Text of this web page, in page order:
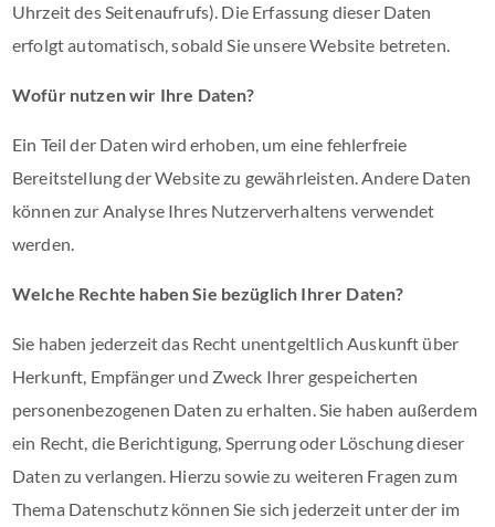
Uhrzeit des Seitenaufrufs). Die Erfassung dieser Daten
erfolgt automatisch, sobald Sie unsere Website betreten.
Wofür nutzen wir Ihre Daten?
Ein Teil der Daten wird erhoben, um eine fehlerfreie
Bereitstellung der Website zu gewährleisten. Andere Daten
können zur Analyse Ihres Nutzerverhaltens verwendet
werden.
Welche Rechte haben Sie bezüglich Ihrer Daten?
Sie haben jederzeit das Recht unentgeltlich Auskunft über
Herkunft, Empfänger und Zweck Ihrer gespeicherten
personenbezogenen Daten zu erhalten. Sie haben außerdem
ein Recht, die Berichtigung, Sperrung oder Löschung dieser
Daten zu verlangen. Hierzu sowie zu weiteren Fragen zum
Thema Datenschutz können Sie sich jederzeit unter der im